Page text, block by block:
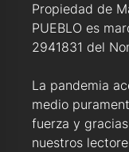
Propiedad de
PUEBLO es
2941831 del
La pandemia
medio
fuerza y
nuestros